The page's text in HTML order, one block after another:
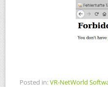
Posted in:VR-NetWorld